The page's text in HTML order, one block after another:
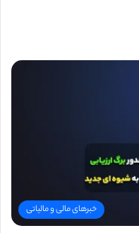
خبرهای مالی و مالیاتی